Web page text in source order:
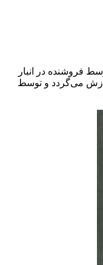
فروشنده در انبار
می‌گردد و توسط